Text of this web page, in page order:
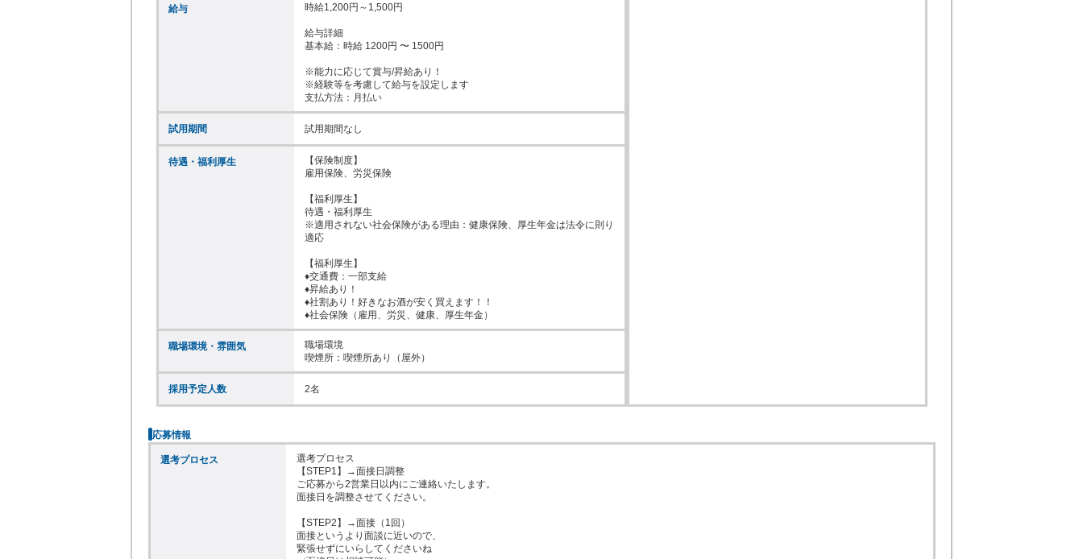
給与 時給1,200円～1,500円
給与詳細
基本給：時給 1200円 〜 1500円
※能力に応じて賞与/昇給あり！
※経験等を考慮して給与を設定します
支払方法：月払い
試用期間 試用期間なし
待遇・福利厚生
【保険制度】
雇用保険、労災保険
【福利厚生】
待遇・福利厚生
※適用されない社会保険がある理由：健康保険、厚生年金は法令に則り
適応
【福利厚生】
♦交通費：一部支給
♦昇給あり！
♦社割あり！好きなお酒が安く買えます！！
♦社会保険（雇用、労災、健康、厚生年金）
職場環境・雰囲気
職場環境
喫煙所：喫煙所あり（屋外）
採用予定人数 2名
応募情報
選考プロセス
選考プロセス
【STEP1】→面接日調整
ご応募から2営業日以内にご連絡いたします。
面接日を調整させてください。
【STEP2】→面接（1回）
面接というより面談に近いので、
緊張せずにいらしてくださいね